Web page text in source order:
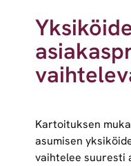
Kartoituksen
asumisen
vaihtelee suuresti